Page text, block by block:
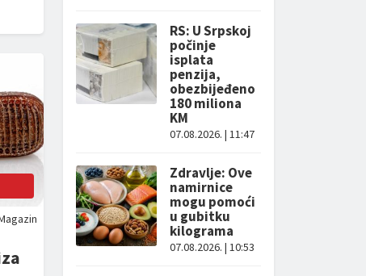
RS: U Srpskoj
počinje
isplata
penzija,
obezbijeđeno
180 miliona
KM
07.08.2026. | 11:47
Zdravlje: Ove
namirnice
mogu pomoći
u gubitku
kilograma
07.08.2026. | 10:53